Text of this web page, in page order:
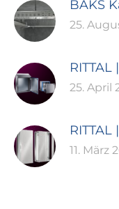
BAKS
25.
25. April
11. März